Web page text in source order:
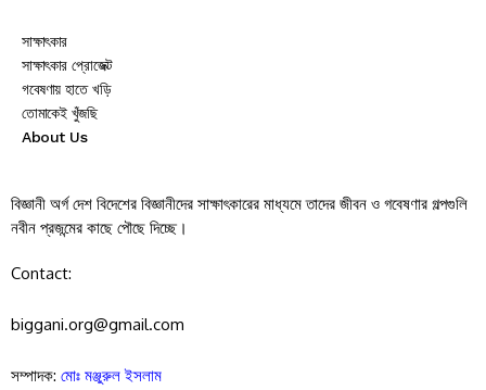
সাক্ষাৎকার
সাক্ষাৎকার প্রোজেক্ট
গবেষণায় হাতে খড়ি
তোমাকেই খুঁজছি
About Us
বিজ্ঞানী অর্গ দেশ বিদেশের বিজ্ঞানীদের সাক্ষাৎকারের মাধ্যমে তাদের জীবন ও গবেষণার গল্পগুলি
নবীন প্রজন্মের কাছে পৌছে দিচ্ছে।
Contact:
biggani.org@gmail.com
সম্পাদক: মোঃ মঞ্জুরুল ইসলাম